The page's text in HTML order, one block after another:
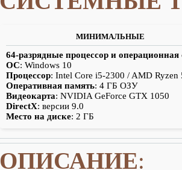
МИНИМАЛЬНЫЕ
64-разрядные процессор и операционная
ОС: Windows 10
Процессор: Intel Core i5-2300 / AMD Ryzen
Оперативная память: 4 ГБ ОЗУ
Видеокарта: NVIDIA GeForce GTX 1050
DirectX: версии 9.0
Место на диске: 2 ГБ
ОПИСАНИЕ: